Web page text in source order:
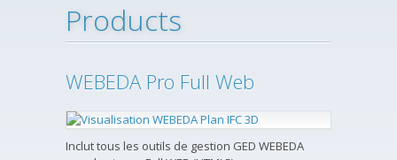
Products
WEBEDA Pro Full Web
Inclut tous les outils de gestion GED WEBEDA